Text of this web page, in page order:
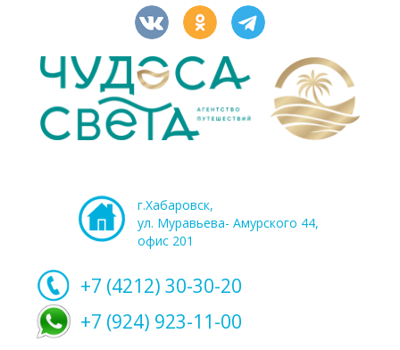
г.Хабаровск,
ул. Муравьева- Амурского 44,
офис 201
+7 (4212) 30-30-20
+7 (924) 923-11-00